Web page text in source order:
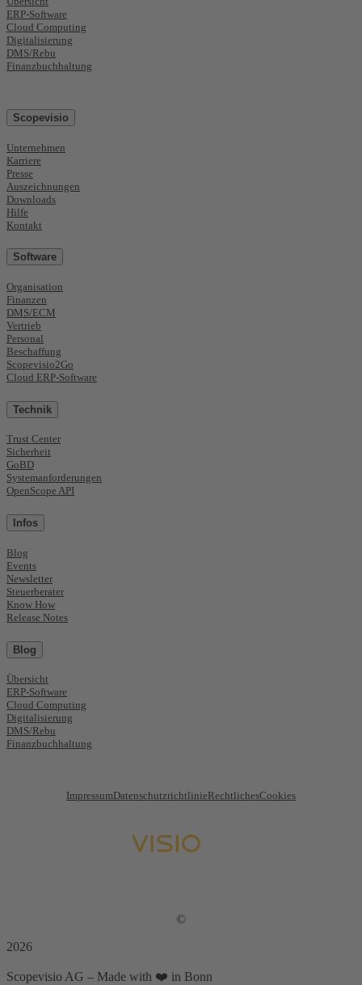
ERP-Software
Cloud Computing
Digitalisierung
DMS/Rebu
Finanzbuchhaltung
Scopevisio
Unternehmen
Karriere
Presse
Auszeichnungen
Downloads
Hilfe
Kontakt
Software
Organisation
Finanzen
DMS/ECM
Vertrieb
Personal
Beschaffung
Scopevisio2Go
Cloud ERP-Software
Technik
Trust Center
Sicherheit
GoBD
Systemanforderungen
OpenScope API
Infos
Blog
Events
Newsletter
Steuerberater
Know How
Release Notes
Blog
Übersicht
ERP-Software
Cloud Computing
Digitalisierung
DMS/Rebu
Finanzbuchhaltung
ImpressumDatenschutzrichtlinieRechtlichesCookies
©
2026
Scopevisio AG – Made with ❤️ in Bonn